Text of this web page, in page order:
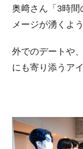
奥﨑さん「3時間
メージが湧くよ
外でのデートや
にも寄り添うア